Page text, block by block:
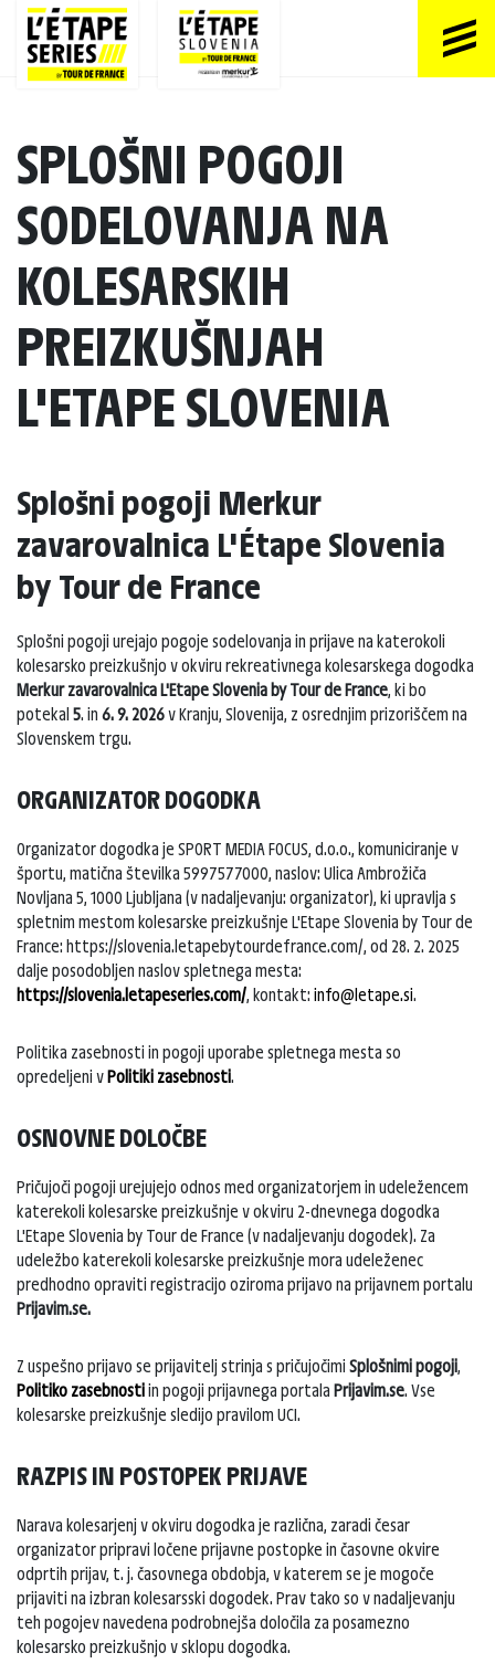
SPLOŠNI POGOJI
SODELOVANJA NA
KOLESARSKIH
PREIZKUŠNJAH
L'ETAPE SLOVENIA
Splošni pogoji Merkur
zavarovalnica L'Étape Slovenia
by Tour de France
Splošni pogoji urejajo pogoje sodelovanja in prijave na katerokoli
kolesarsko preizkušnjo v okviru rekreativnega kolesarskega dogodka
Merkur zavarovalnica L'Etape Slovenia by Tour de France, ki bo
potekal 5. in 6. 9. 2026v Kranju, Slovenija, z osrednjim prizoriščem na
Slovenskem trgu.
ORGANIZATOR DOGODKA
Organizator dogodka je SPORT MEDIA FOCUS, d.o.o., komuniciranje v
športu, matična številka 5997577000, naslov: Ulica Ambrožiča
Novljana 5, 1000 Ljubljana (v nadaljevanju: organizator), ki upravlja s
spletnim mestom kolesarske preizkušnje L'Etape Slovenia by Tour de
France: https://slovenia.letapebytourdefrance.com/, od 28. 2. 2025
dalje posodobljen naslov spletnega mesta:
https://slovenia.letapeseries.com/, kontakt: info@letape.si.
Politika zasebnosti in pogoji uporabe spletnega mesta so
opredeljeni vPolitiki zasebnosti.
OSNOVNE DOLOČBE
Pričujoči pogoji urejujejo odnos med organizatorjem in udeležencem
katerekoli kolesarske preizkušnje v okviru 2-dnevnega dogodka
L'Etape Slovenia by Tour de France (v nadaljevanju dogodek). Za
udeležbo katerekoli kolesarske preizkušnje mora udeleženec
predhodno opraviti registracijo oziroma prijavo na prijavnem portalu
Prijavim.se.
Z uspešno prijavo se prijavitelj strinja s pričujočimi Splošnimi pogoji,
Politiko zasebnostiin pogoji prijavnega portala Prijavim.se. Vse
kolesarske preizkušnje sledijo pravilom UCI.
RAZPIS IN POSTOPEK PRIJAVE
Narava kolesarjenj v okviru dogodka je različna, zaradi česar
organizator pripravi ločene prijavne postopke in časovne okvire
odprtih prijav, t. j. časovnega obdobja, v katerem se je mogoče
prijaviti na izbran kolesarsski dogodek. Prav tako so v nadaljevanju
teh pogojev navedena podrobnejša določila za posamezno
kolesarsko preizkušnjo v sklopu dogodka.